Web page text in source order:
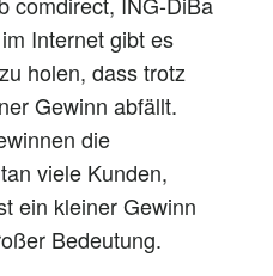
Internet gibt es
holen, dass trotz
Gewinn abfällt.
die
viele Kunden,
ein kleiner Gewinn
Bedeutung.